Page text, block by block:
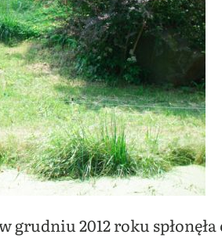
2012 roku spłonęła